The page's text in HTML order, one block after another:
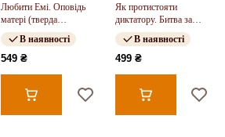
Любити Емі. Оповідь
матері (тверда
обкладинка)
В наявності
549 ₴
Як протистояти
диктатору. Битва за
наше майбутнє (м'яка
обкладинка)
В наявності
499 ₴